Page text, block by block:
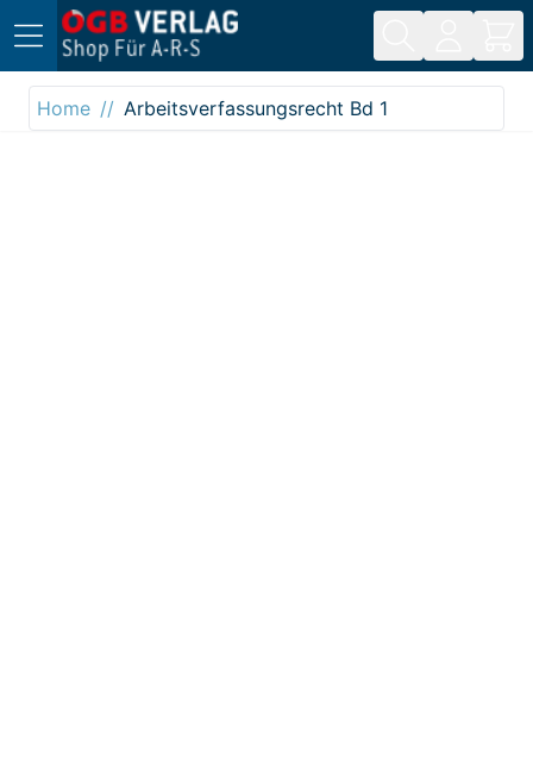
Direkt zum Inhalt
Home
Arbeitsverfassungsrecht Bd 1